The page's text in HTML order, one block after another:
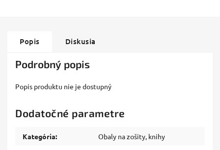
Popis Diskusia
Podrobný popis
Popis produktu nie je dostupný
Dodatočné parametre
Kategória: Obaly na zošity, knihy